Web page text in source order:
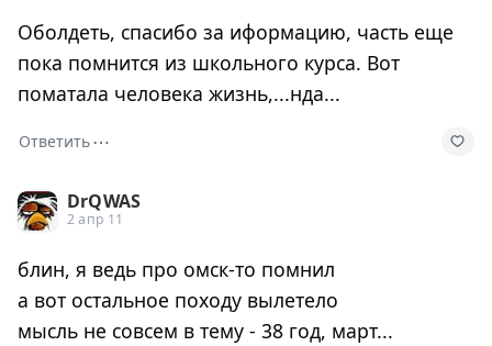
Оболдеть, спасибо за иформацию, часть еще
пока помнится из школьного курса. Вот
поматала человека жизнь,...нда...
Ответить⋯
DrQWAS
2 апр 11
блин, я ведь про омск-то помнил
а вот остальное походу вылетело
мысль не совсем в тему - 38 год, март...